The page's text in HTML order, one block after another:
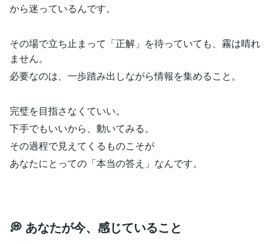
から迷っているんです。
その場で立ち止まって「正解」を待っていても、霧は晴れ
ません。
必要なのは、一歩踏み出しながら情報を集めること。
完璧を目指さなくていい。
下手でもいいから、動いてみる。
その過程で見えてくるものこそが
あなたにとっての「本当の答え」なんです。
💭 あなたが今、感じていること